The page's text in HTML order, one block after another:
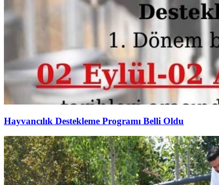
Hayvancılık Destekleme Programı Belli Oldu